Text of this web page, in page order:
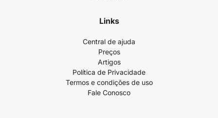
Links
Central de ajuda
Preços
Artigos
Política de Privacidade
Termos e condições de uso
Fale Conosco